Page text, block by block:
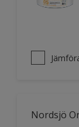
Nordsjö